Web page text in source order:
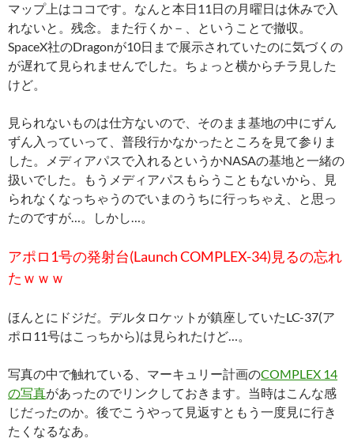
マップ上はココです。なんと本日11日の月曜日は休みで入
れないと。残念。また行くか－、ということで撤収。
SpaceX社のDragonが10日まで展示されていたのに気づくの
が遅れて見られませんでした。ちょっと横からチラ見した
けど。
見られないものは仕方ないので、そのまま基地の中にずん
ずん入っていって、普段行かなかったところを見て参りま
した。メディアパスで入れるというかNASAの基地と一緒の
扱いでした。もうメディアパスもらうこともないから、見
られなくなっちゃうのでいまのうちに行っちゃえ、と思っ
たのですが…。しかし…。
アポロ1号の発射台(Launch COMPLEX-34)見るの忘れ
たｗｗｗ
ほんとにドジだ。デルタロケットが鎮座していたLC-37(ア
ポロ11号はこっちから)は見られたけど…。
写真の中で触れている、マーキュリー計画のCOMPLEX 14
の写真があったのでリンクしておきます。当時はこんな感
じだったのか。後でこうやって見返すともう一度見に行き
たくなるなあ。